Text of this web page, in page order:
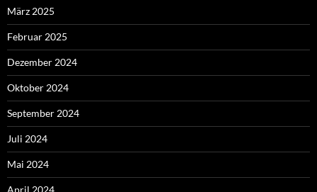
März 2025
Februar 2025
Dezember 2024
Oktober 2024
September 2024
Juli 2024
Mai 2024
April 2024